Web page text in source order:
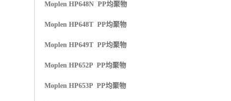
Moplen HP648N PP均聚物
Moplen HP648T PP均聚物
Moplen HP649T PP均聚物
Moplen HP652P PP均聚物
Moplen HP653P PP均聚物